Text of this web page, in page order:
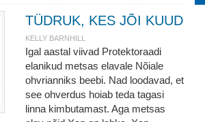
TÜDRUK, KES JÕI KUUD
KELLY BARNHILL
Igal aastal viivad Protektoraadi
elanikud metsas elavale Nõiale
ohvrianniks beebi. Nad loodavad, et
see ohverdus hoiab teda tagasi
linna kimbutamast. Aga metsas